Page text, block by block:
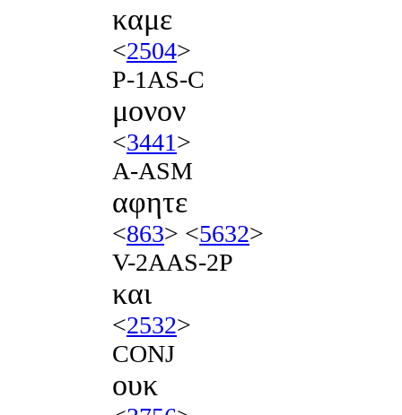
καμε
<2504>
P-1AS-C
μονον
<3441>
A-ASM
αφητε
<863> <5632>
V-2AAS-2P
και
<2532>
CONJ
ουκ